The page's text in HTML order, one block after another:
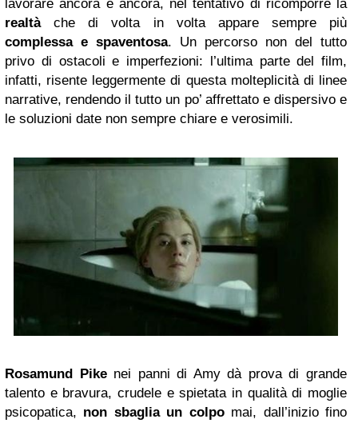
lavorare ancora e ancora, nel tentativo di ricomporre la
realtàche di volta in volta appare sempre più
complessa e spaventosa. Un percorso non del tutto
privo di ostacoli e imperfezioni: l’ultima parte del film,
infatti, risente leggermente di questa molteplicità di linee
narrative, rendendo il tutto un po’ affrettato e dispersivo e
le soluzioni date non sempre chiare e verosimili.
Rosamund Pikenei panni di Amy dà prova di grande
talento e bravura, crudele e spietata in qualità di moglie
psicopatica, non sbaglia un colpomai, dall’inizio fino